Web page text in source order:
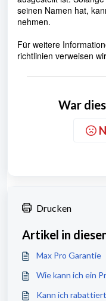
seinen Namen hat,
nehmen.
Für weitere
richtlinien verweisen
War
Drucken
Artikel in
Max Pro Garantie
Wie kann ich ein
Kann ich